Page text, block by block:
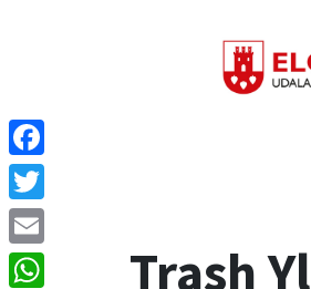
Trash
Facebook
Twitter
Email